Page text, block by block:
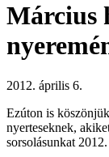
Március
2012. április 6.
Ezúton is
nyerteseknek,
sorsolásunkat